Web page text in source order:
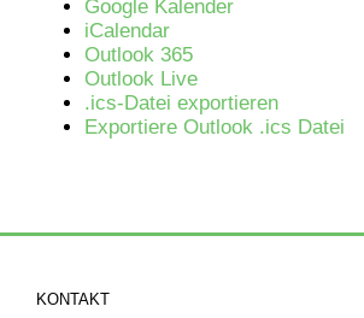
Google Kalender
iCalendar
Outlook 365
Outlook Live
.ics-Datei exportieren
Exportiere Outlook .ics Datei
KONTAKT